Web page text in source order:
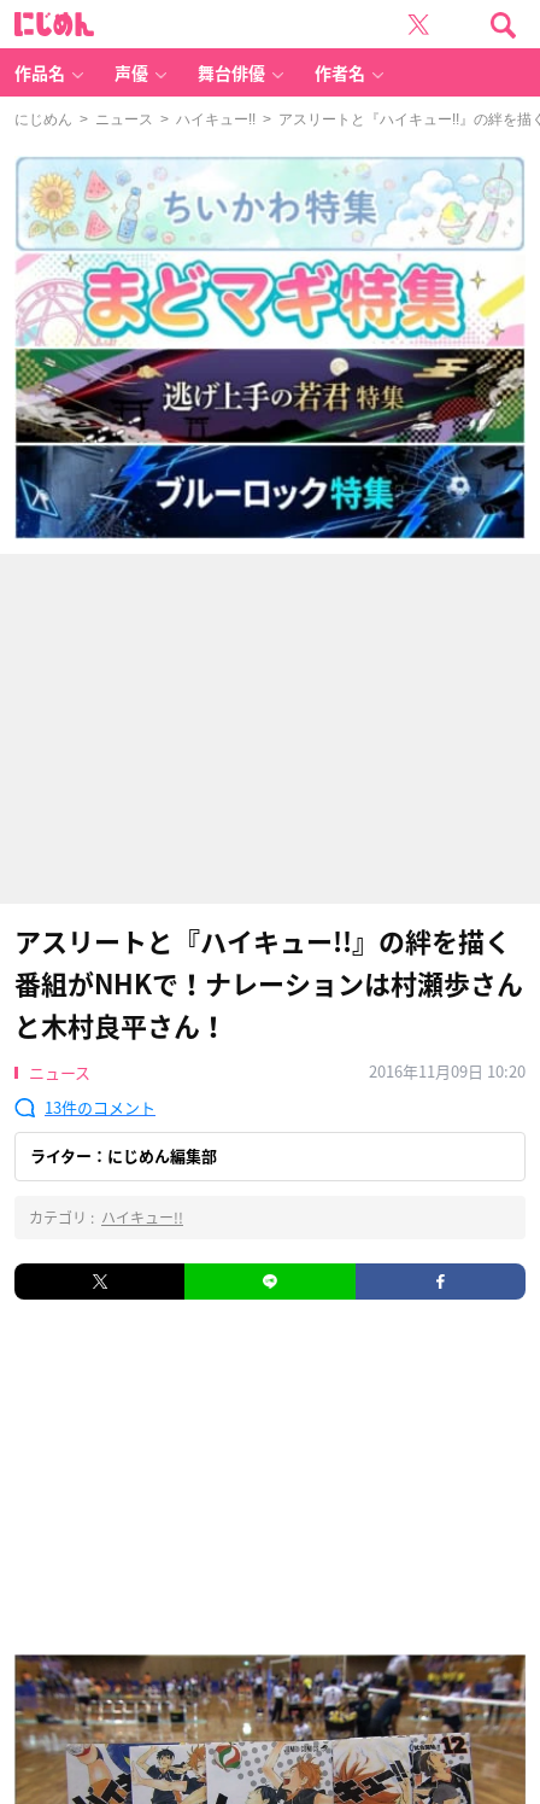
作品名 声優 舞台俳優 作者名
にじめん > ニュース > ハイキュー!! > アスリートと『ハイキュー!!』の絆を描
アスリートと『ハイキュー!!』の絆を描く
番組がNHKで！ナレーションは村瀬歩さん
と木村良平さん！
ニュース
2016年11月09日 10:20
13
ライター：にじめん編集部
カテゴリ : ハイキュー!!